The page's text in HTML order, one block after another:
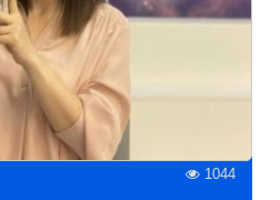
1044